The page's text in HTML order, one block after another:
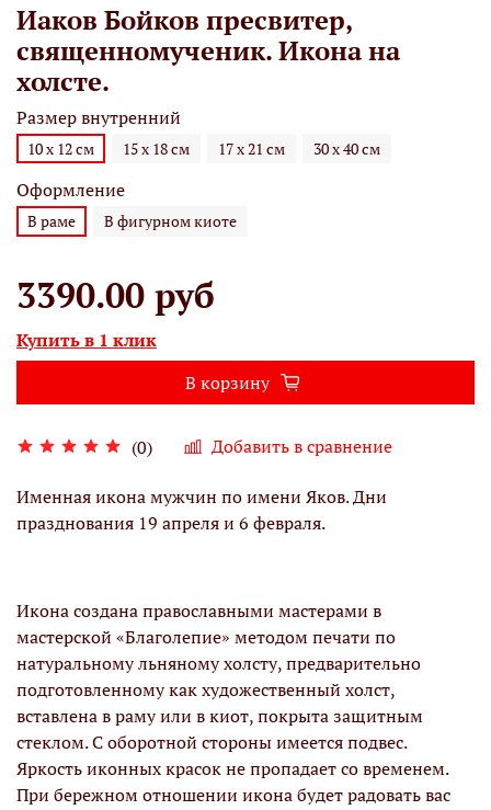
Иаков Бойков пресвитер,
священномученик. Икона на
холсте.
(0) Добавить в сравнение
Размер внутренний
10 х 12 см 15 х 18 см 17 х 21 см 30 х 40 см
Оформление
В раме В фигурном киоте
3390.00 руб
Купить в 1 клик
В корзину
Именная икона мужчин по имени Яков. Дни
празднования 19 апреля и 6 февраля.
Икона создана православными мастерами в
мастерской «Благолепие» методом печати по
натуральному льняному холсту, предварительно
подготовленному как художественный холст,
вставлена в раму или в киот, покрыта защитным
стеклом. С оборотной стороны имеется подвес.
Яркость иконных красок не пропадает со временем.
При бережном отношении икона будет радовать вас